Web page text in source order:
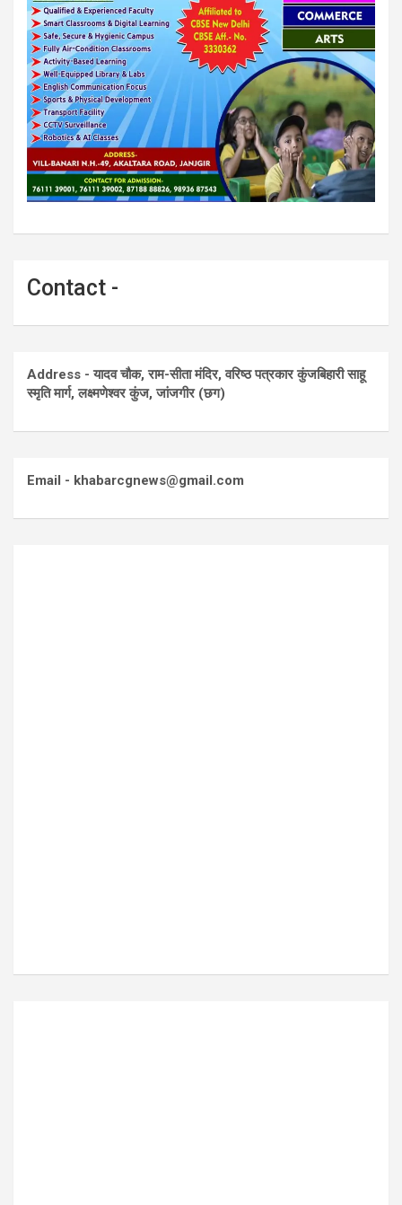
Contact -
Address - यादव चौक, राम-सीता मंदिर, वरिष्ठ पत्रकार कुंजबिहारी साहू
स्मृति मार्ग, लक्ष्मणेश्वर कुंज, जांजगीर (छग)
Email - khabarcgnews@gmail.com